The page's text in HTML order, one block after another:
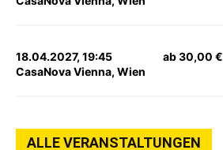
18.04.2027, 19:45
CasaNova Vienna, Wien
ab 30,00 €
ALLE VERANSTALTUNGEN